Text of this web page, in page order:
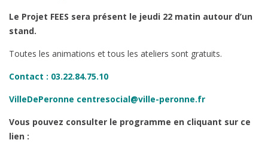
Le Projet FEES sera présent le jeudi 22 matin autour d’un
stand.
Toutes les animations et tous les ateliers sont gratuits.
Contact : 03.22.84.75.10
VilleDePeronne centresocial@ville-peronne.fr
Vous pouvez consulter le programme en cliquant sur ce
lien :